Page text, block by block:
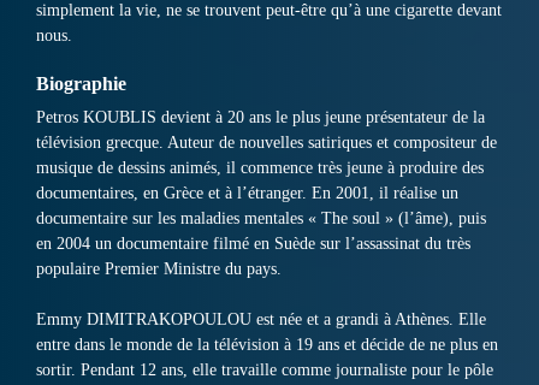
simplement la vie, ne se trouvent peut-être qu’à une cigarette devant
nous.
Biographie
Petros KOUBLIS devient à 20 ans le plus jeune présentateur de la
télévision grecque. Auteur de nouvelles satiriques et compositeur de
musique de dessins animés, il commence très jeune à produire des
documentaires, en Grèce et à l’étranger. En 2001, il réalise un
documentaire sur les maladies mentales « The soul » (l’âme), puis
en 2004 un documentaire filmé en Suède sur l’assassinat du très
populaire Premier Ministre du pays.
Emmy DIMITRAKOPOULOU est née et a grandi à Athènes. Elle
entre dans le monde de la télévision à 19 ans et décide de ne plus en
sortir. Pendant 12 ans, elle travaille comme journaliste pour le pôle